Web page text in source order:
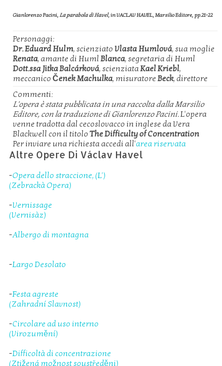
Gianlorenzo Pacini,La parabola di Havel, in VACLAV HAVEL, Marsilio Editore, pp.21-22
Personaggi:
Dr. Eduard Hulm, scienziatoVlasta Humlová, sua moglie
Renata, amante di HumlBlanca, segretaria di Huml
Dott.ssa Jitka Balcárková, scienziataKael Kriebl,
meccanicoČenek Machulka, misuratoreBeck, direttore
Commenti:
L'opera è stata pubblicata in una raccolta dalla Marsilio
Editore, con la traduzione di Gianlorenzo Pacini.L'opera
venne tradotta dal cecoslovacco in inglese da Vera
Blackwell con il titoloThe Difficulty of Concentration
Per inviare una richiesta accedi all'area riservata
Altre Opere Di Václav Havel
-Opera dello straccione, (L')
(Zebrackà Opera)
-Vernissage
(Vernisàz)
-Albergo di montagna
-Largo Desolato
-Festa agreste
(Zahradní Slavnost)
-Circolare ad uso interno
(Virozumění)
-Difficoltà di concentrazione
(Ztižená možnost soustředěni)